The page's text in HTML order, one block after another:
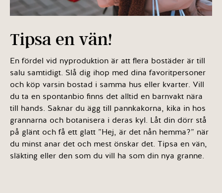
Tipsa en vän!
En fördel vid nyproduktion är att flera bostäder är till
salu samtidigt. Slå dig ihop med dina favoritpersoner
och köp varsin bostad i samma hus eller kvarter. Vill
du ta en spontanbio finns det alltid en barnvakt nära
till hands. Saknar du ägg till pannkakorna, kika in hos
grannarna och botanisera i deras kyl. Låt din dörr stå
på glänt och få ett glatt ”Hej, är det nån hemma?” när
du minst anar det och mest önskar det. Tipsa en vän,
släkting eller den som du vill ha som din nya granne.